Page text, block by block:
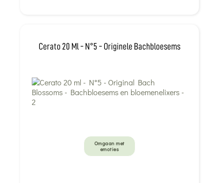
Cerato 20 Ml - N°5 - Originele Bachbloesems
Omgaan met
emoties